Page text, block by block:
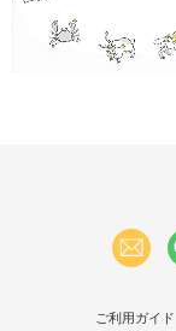
ご利用ガイド